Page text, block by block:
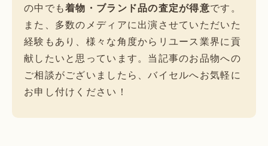
の中でも着物・ブランド品の査定が得意です。
また、多数のメディアに出演させていただいた
経験もあり、様々な角度からリユース業界に貢
献したいと思っています。当記事のお品物への
ご相談がございましたら、バイセルへお気軽に
お申し付けください！